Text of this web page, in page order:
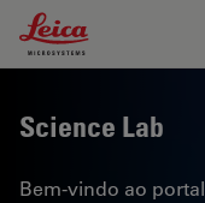
Leica Microsystems
Science Lab
Bem-vindo ao